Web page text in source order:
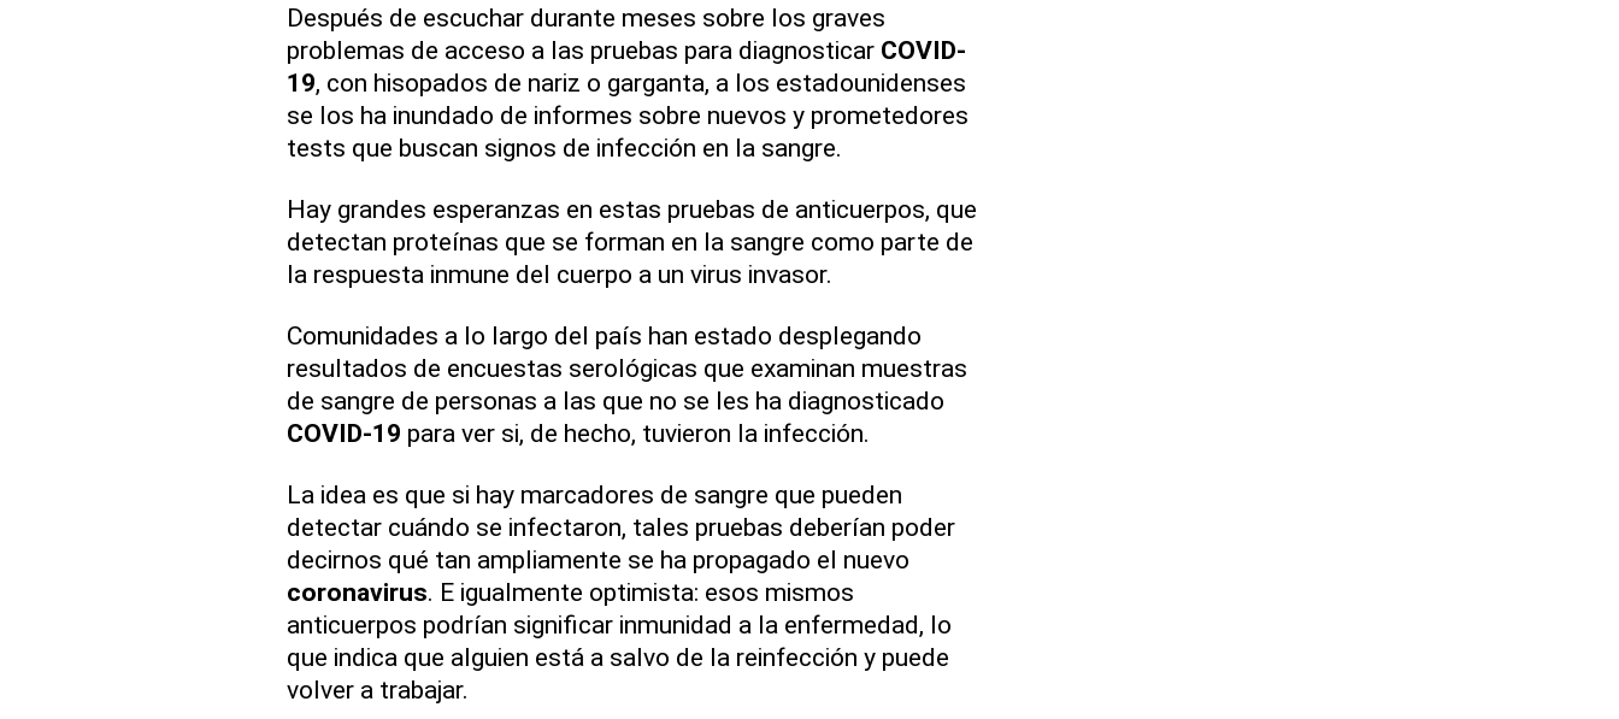
Después de escuchar durante meses sobre los graves
problemas de acceso a las pruebas para diagnosticar COVID-
19, con hisopados de nariz o garganta, a los estadounidenses
se los ha inundado de informes sobre nuevos y prometedores
tests que buscan signos de infección en la sangre.
Hay grandes esperanzas en estas pruebas de anticuerpos, que
detectan proteínas que se forman en la sangre como parte de
la respuesta inmune del cuerpo a un virus invasor.
Comunidades a lo largo del país han estado desplegando
resultados de encuestas serológicas que examinan muestras
de sangre de personas a las que no se les ha diagnosticado
COVID-19 para ver si, de hecho, tuvieron la infección.
La idea es que si hay marcadores de sangre que pueden
detectar cuándo se infectaron, tales pruebas deberían poder
decirnos qué tan ampliamente se ha propagado el nuevo
coronavirus. E igualmente optimista: esos mismos
anticuerpos podrían significar inmunidad a la enfermedad, lo
que indica que alguien está a salvo de la reinfección y puede
volver a trabajar.